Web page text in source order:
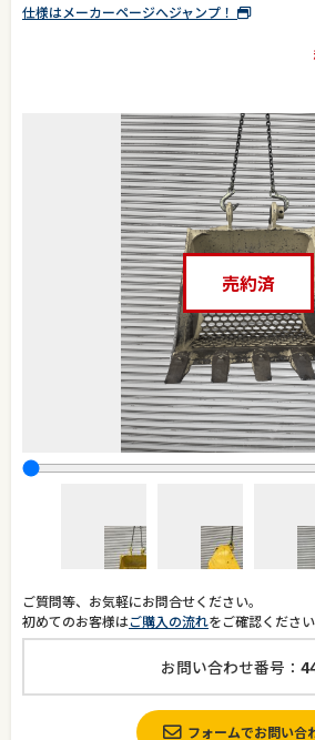
仕様はメーカーページへジャンプ！
売約済
ご質問等、お気軽にお問合せください。
初めてのお客様はご購入の流れをご確認ください
お問い合わせ番号：
フォームでお問い合